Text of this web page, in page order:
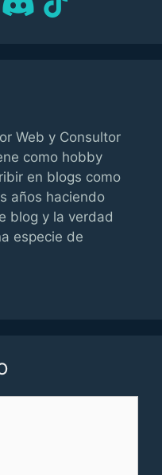
Web y Consultor
como hobby
en blogs como
años haciendo
blog y la verdad
especie de